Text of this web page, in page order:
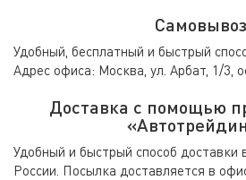
Самовывоз
Удобный бесплатный и быстрый
Адрес офиса: Москва ул. Арбат 1/3
Доставка с помощью
«
Удобный и быстрый способ доставки
России. Посылка доставляется в